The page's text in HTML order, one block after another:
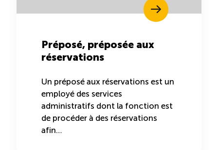
Préposé, préposée aux
réservations
Un préposé aux réservations est un
employé des services
administratifs dont la fonction est
de procéder à des réservations
afin…